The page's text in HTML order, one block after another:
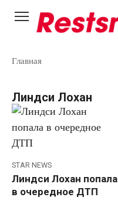
Главная
Линдси Лохан
STAR NEWS
Линдси Лохан попала
в очередное ДТП